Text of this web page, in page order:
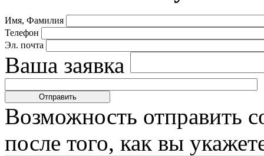
Имя, Фамилия
Телефон
Эл. почта
Ваша заявка
Возможность отправить
после того, как вы